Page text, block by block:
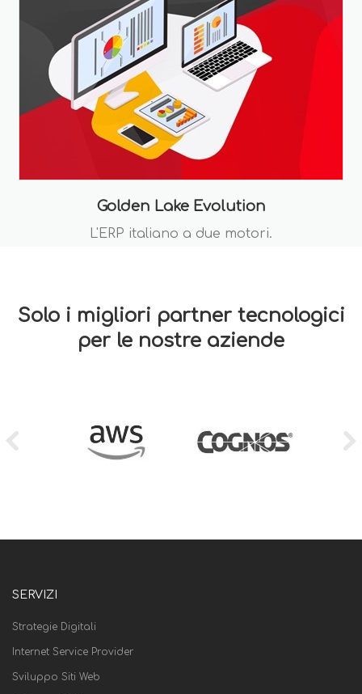
Golden Lake Evolution
L'ERP italiano a due motori.
Solo i migliori partner tecnologici
per le nostre aziende
SERVIZI
Strategie Digitali
Internet Service Provider
Sviluppo Siti Web